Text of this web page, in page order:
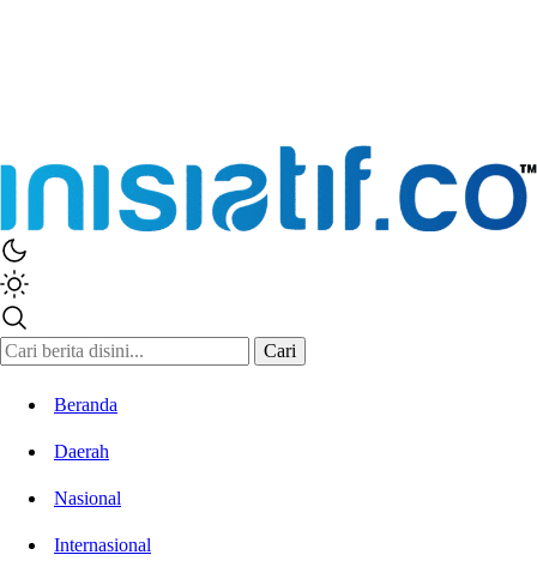
Inisiatif.co
Stay Connected Stay Informed
Cari
Beranda
Daerah
Nasional
Internasional